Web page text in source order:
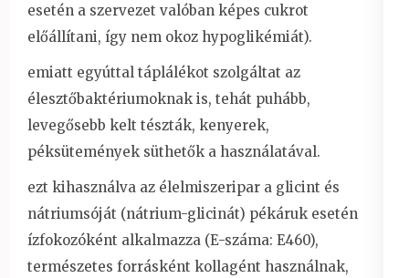
esetén a szervezet valóban képes cukrot
előállítani, így nem okoz hypoglikémiát).
emiatt egyúttal táplálékot szolgáltat az
élesztőbaktériumoknak is, tehát puhább,
levegősebb kelt tészták, kenyerek,
péksütemények süthetők a használatával.
ezt kihasználva az élelmiszeripar a glicint és
nátriumsóját (nátrium-glicinát) pékáruk esetén
ízfokozóként alkalmazza (E-száma: E460),
természetes forrásként kollagént használnak,